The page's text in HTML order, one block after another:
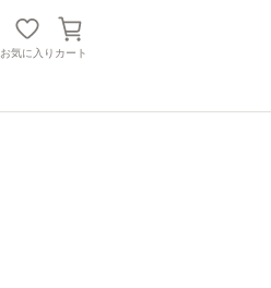
お気に入り カート